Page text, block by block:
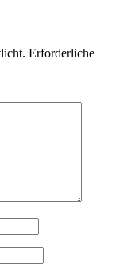
Erforderliche